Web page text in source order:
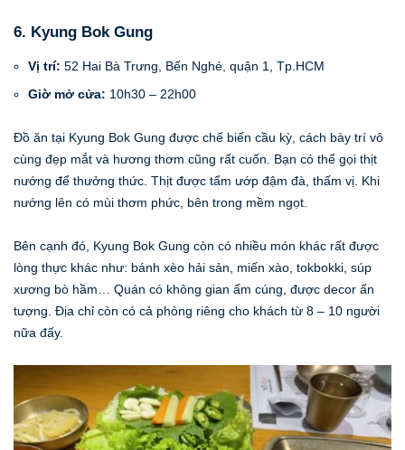
6. Kyung Bok Gung
Vị trí: 52 Hai Bà Trưng, Bến Nghé, quận 1, Tp.HCM
Giờ mở cửa: 10h30 – 22h00
Đồ ăn tại Kyung Bok Gung được chế biến cầu kỳ, cách bày trí vô
cùng đẹp mắt và hương thơm cũng rất cuốn. Bạn có thể gọi thịt
nướng để thưởng thức. Thịt được tẩm ướp đậm đà, thấm vị. Khi
nướng lên có mùi thơm phức, bên trong mềm ngọt.
Bên cạnh đó, Kyung Bok Gung còn có nhiều món khác rất được
lòng thực khác như: bánh xèo hải sản, miến xào, tokbokki, súp
xương bò hầm… Quán có không gian ấm cúng, được decor ấn
tượng. Địa chỉ còn có cả phòng riêng cho khách từ 8 – 10 người
nữa đấy.